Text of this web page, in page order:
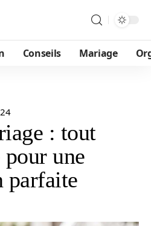
Conseils Mariage
: tout
une
parfaite